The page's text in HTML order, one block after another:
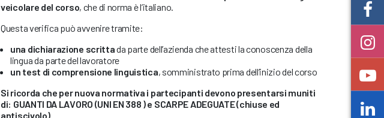
veicolare del corso, che di norma è l’italiano.
Questa verifica può avvenire tramite:
una dichiarazione scrittada parte dell’azienda che attesti la conoscenza della
lingua da parte del lavoratore
un test di comprensione linguistica, somministrato prima dell’inizio del corso
Si ricorda che per nuova normativa i partecipanti devono presentarsi muniti
di: GUANTI DA LAVORO (UNI EN 388 ) e SCARPE ADEGUATE (chiuse ed
antiscivolo)